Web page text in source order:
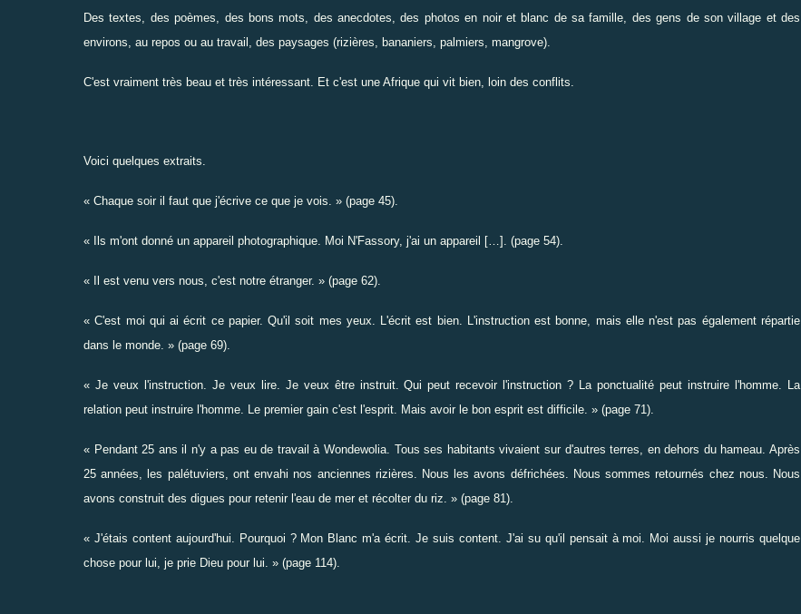
Des textes, des poèmes, des bons mots, des anecdotes, des photos en noir et blanc de sa famille, des gens de son village et des
environs, au repos ou au travail, des paysages (rizières, bananiers, palmiers, mangrove).
C'est vraiment très beau et très intéressant. Et c'est une Afrique qui vit bien, loin des conflits.
Voici quelques extraits.
« Chaque soir il faut que j'écrive ce que je vois. » (page 45).
« Ils m'ont donné un appareil photographique. Moi N'Fassory, j'ai un appareil […]. (page 54).
« Il est venu vers nous, c'est notre étranger. » (page 62).
« C'est moi qui ai écrit ce papier. Qu'il soit mes yeux. L'écrit est bien. L'instruction est bonne, mais elle n'est pas également répartie
dans le monde. » (page 69).
« Je veux l'instruction. Je veux lire. Je veux être instruit. Qui peut recevoir l'instruction ? La ponctualité peut instruire l'homme. La
relation peut instruire l'homme. Le premier gain c'est l'esprit. Mais avoir le bon esprit est difficile. » (page 71).
« Pendant 25 ans il n'y a pas eu de travail à Wondewolia. Tous ses habitants vivaient sur d'autres terres, en dehors du hameau. Après
25 années, les palétuviers, ont envahi nos anciennes rizières. Nous les avons défrichées. Nous sommes retournés chez nous. Nous
avons construit des digues pour retenir l'eau de mer et récolter du riz. » (page 81).
« J'étais content aujourd'hui. Pourquoi ? Mon Blanc m'a écrit. Je suis content. J'ai su qu'il pensait à moi. Moi aussi je nourris quelque
chose pour lui, je prie Dieu pour lui. » (page 114).